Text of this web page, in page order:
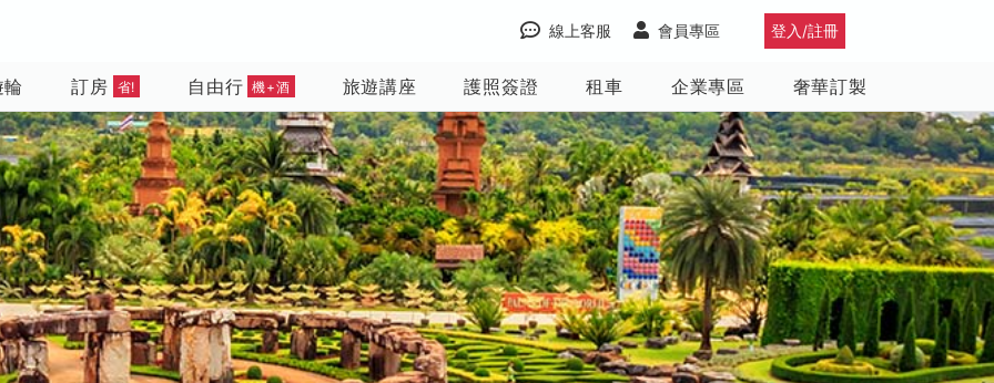
登入/註冊
會員專區
線上客服
訂房 省! 自由行 機+酒 旅遊講座 護照簽證 租車 企業專區 奢華訂製